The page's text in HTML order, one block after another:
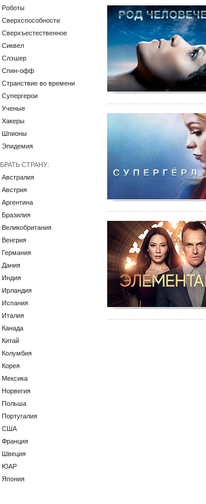
Роботы
Сверхспособности
Сверхъестественное
Сиквел
Слэшер
Спин-офф
Странствие во времени
Супергерои
Ученые
Хакеры
Шпионы
Эпидемия
СТРАНУ:
Австралия
Австрия
Аргентина
Бразилия
Великобритания
Венгрия
Германия
Дания
Индия
Ирландия
Испания
Италия
Канада
Китай
Колумбия
Корея
Мексика
Норвегия
Польша
Португалия
США
Франция
Швеция
ЮАР
Япония